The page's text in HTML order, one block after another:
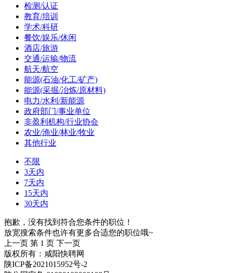
检测/认证
教育/培训
学术/科研
餐饮/娱乐/休闲
酒店/旅游
交通/运输/物流
航天/航空
能源(石油/化工/矿产)
能源(采掘/冶炼/原材料)
电力/水利/新能源
政府部门/事业单位
非盈利机构/行业协会
农业/渔业/林业/牧业
其他行业
不限
3天内
7天内
15天内
30天内
抱歉，没有找到符合您条件的职位！
放宽搜索条件也许有更多合适您的职位哦~
上一页 第 1 页 下一页
版权所有：咸阳快聘网
陕ICP备2021015952号-2